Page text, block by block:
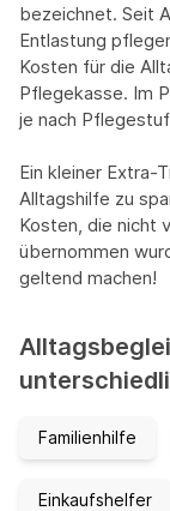
bezeichnet. Seit
Entlastung
Kosten für die
Pflegekasse. Im
je nach
Ein kleiner Extra-
Alltagshilfe zu
Kosten, die nicht
übernommen
geltend machen!
Familienhilfe
Einkaufshelfer